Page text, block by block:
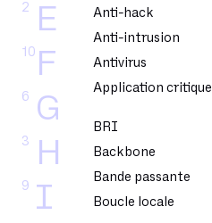
E
2
F
10
G
6
H
3
I
9
Anti-hack
Anti-intrusion
Antivirus
Application critique
BRI
Backbone
Bande passante
Boucle locale